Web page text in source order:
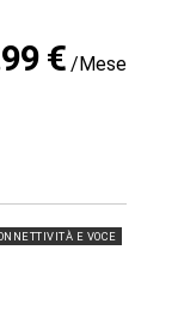
€ /Mese
E VOCE